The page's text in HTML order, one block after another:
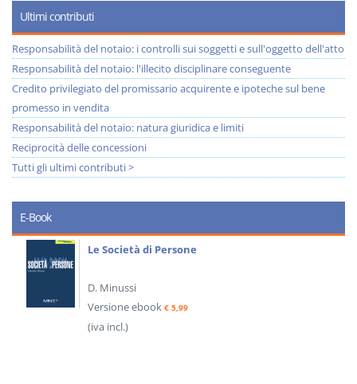
Ultimi contributi
Responsabilità del notaio: i controlli sui soggetti e sull'oggetto dell'atto
Responsabilità del notaio: l'illecito disciplinare conseguente
Credito privilegiato del promissario acquirente e ipoteche sul bene
promesso in vendita
Responsabilità del notaio: natura giuridica e limiti
Reciprocità delle concessioni
Tutti gli ultimi contributi >
E-Book
Le Società di Persone
D. Minussi
Versione ebook € 5,99
(iva incl.)